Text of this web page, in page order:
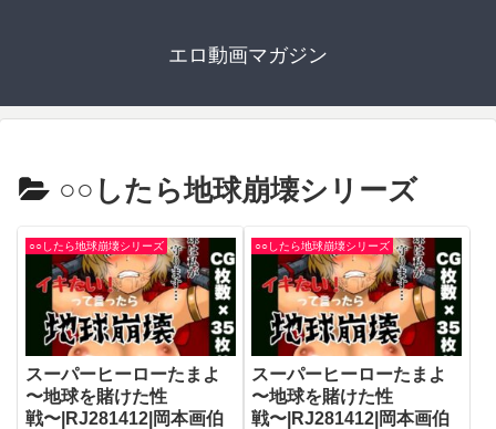
エロ動画マガジン
○○したら地球崩壊シリーズ
○○したら地球崩壊シリーズ
スーパーヒーローたまよ
〜地球を賭けた性
戦〜|RJ281412|岡本画伯
○○したら地球崩壊シリーズ
スーパーヒーローたまよ
〜地球を賭けた性
戦〜|RJ281412|岡本画伯